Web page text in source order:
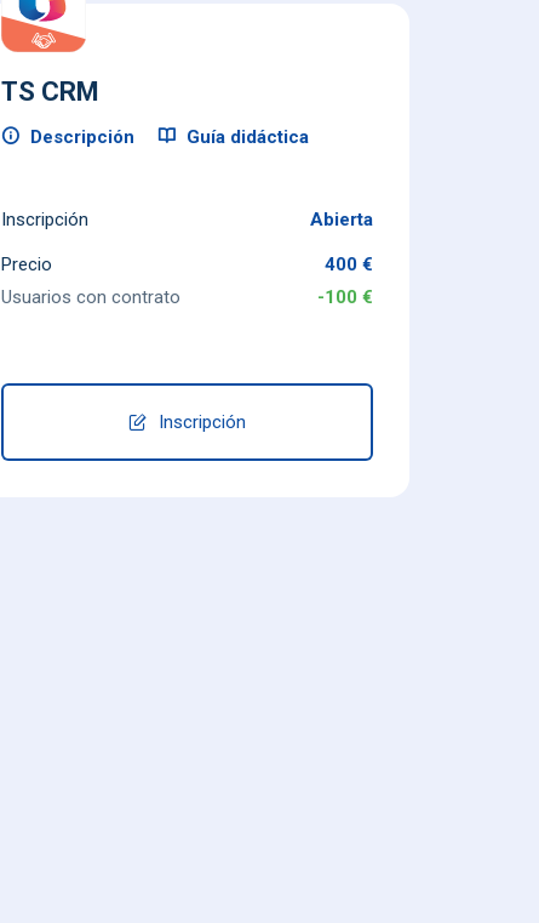
TS CRM
Descripción Guía didáctica
Inscripción Abierta
Precio
400 €
Usuarios con contrato
-100 €
Inscripción